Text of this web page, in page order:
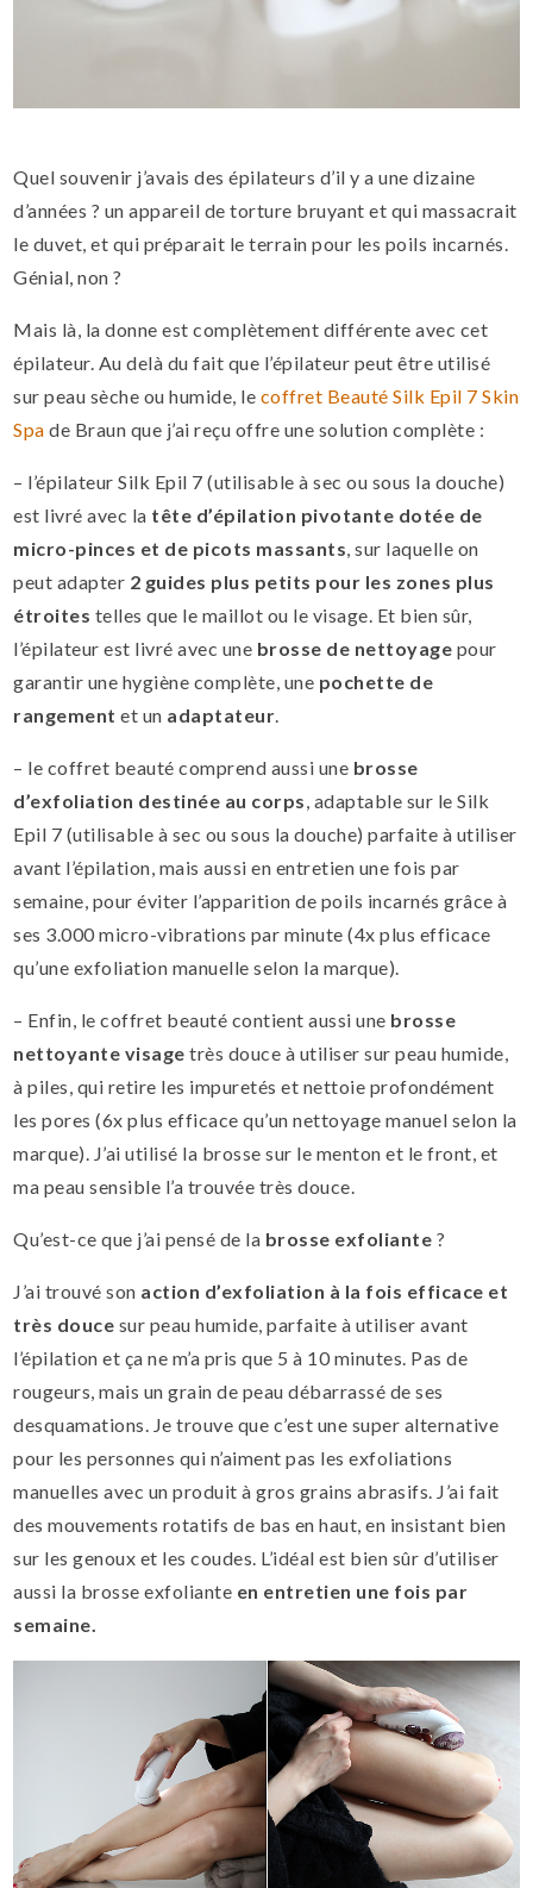
Quel souvenir j’avais des épilateurs d’il y a une dizaine
d’années ? un appareil de torture bruyant et qui massacrait
le duvet, et qui préparait le terrain pour les poils incarnés.
Génial, non ?
Mais là, la donne est complètement différente avec cet
épilateur. Au delà du fait que l’épilateur peut être utilisé
sur peau sèche ou humide, le coffret Beauté Silk Epil 7 Skin
Spade Braun que j’ai reçu offre une solution complète :
– l’épilateur Silk Epil 7 (utilisable à sec ou sous la douche)
est livré avec la tête d’épilation pivotante dotée de
micro-pinces et de picots massants, sur laquelle on
peut adapter 2 guides plus petits pour les zones plus
étroites telles que le maillot ou le visage. Et bien sûr,
l’épilateur est livré avec une brosse de nettoyage pour
garantir une hygiène complète, une pochette de
rangement et un adaptateur.
– le coffret beauté comprend aussi une brosse
d’exfoliation destinée au corps, adaptable sur le Silk
Epil 7 (utilisable à sec ou sous la douche) parfaite à utiliser
avant l’épilation, mais aussi en entretien une fois par
semaine, pour éviter l’apparition de poils incarnés grâce à
ses 3.000 micro-vibrations par minute (4x plus efficace
qu’une exfoliation manuelle selon la marque).
– Enfin, le coffret beauté contient aussi une brosse
nettoyante visage très douce à utiliser sur peau humide,
à piles, qui retire les impuretés et nettoie profondément
les pores (6x plus efficace qu’un nettoyage manuel selon la
marque). J’ai utilisé la brosse sur le menton et le front, et
ma peau sensible l’a trouvée très douce.
Qu’est-ce que j’ai pensé de la brosse exfoliante ?
J’ai trouvé son action d’exfoliation à la fois efficace et
très douce sur peau humide, parfaite à utiliser avant
l’épilation et ça ne m’a pris que 5 à 10 minutes. Pas de
rougeurs, mais un grain de peau débarrassé de ses
desquamations. Je trouve que c’est une super alternative
pour les personnes qui n’aiment pas les exfoliations
manuelles avec un produit à gros grains abrasifs. J’ai fait
des mouvements rotatifs de bas en haut, en insistant bien
sur les genoux et les coudes. L’idéal est bien sûr d’utiliser
aussi la brosse exfoliante en entretien une fois par
semaine.